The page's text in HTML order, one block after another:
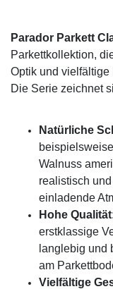
Parador Parkett
Parkettkollektion,
Optik und
Die Serie zeichnet
Natürliche
Walnuss
realistisch
einladende
Hohe
erstklassige
langlebig und
am
Vielfältige